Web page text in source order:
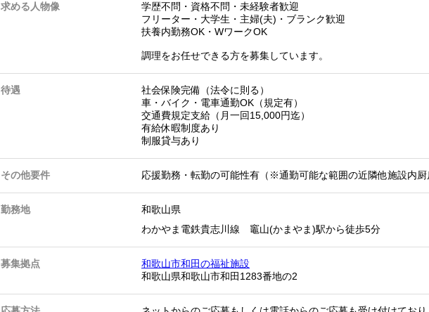
求める人物像
学歴不問・資格不問・未経験者歓迎
フリーター・大学生・主婦(夫)・ブランク歓迎
扶養内勤務OK・WワークOK
調理をお任せできる方を募集しています。
待遇
社会保険完備（法令に則る）
車・バイク・電車通勤OK（規定有）
交通費規定支給（月一回15,000円迄）
有給休暇制度あり
制服貸与あり
その他要件 応援勤務・転勤の可能性有（※通勤可能な範囲の近隣他施設内厨
勤務地
和歌山県
わかやま電鉄貴志川線 竈山(かまやま)駅から徒歩5分
募集拠点
和歌山市和田の福祉施設
和歌山県和歌山市和田1283番地の2